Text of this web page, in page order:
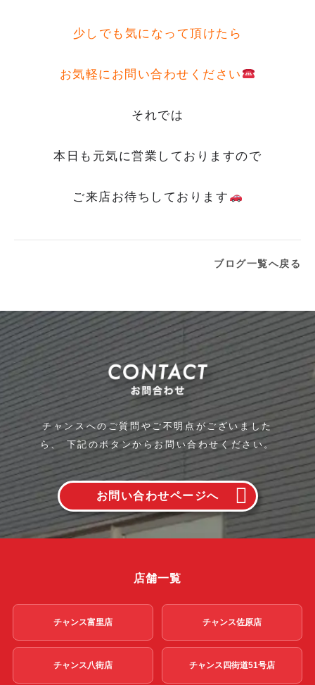
少しでも気になって頂けたら
お気軽にお問い合わせください
それでは
本日も元気に営業しておりますので
ご来店お待ちしております
ブログ一覧へ戻る
チャンスへのご質問やご不明点がございました
ら、 下記のボタンからお問い合わせください。
お問い合わせページへ
店舗一覧
チャンス富里店
チャンス八街店
チャンス佐原店
チャンス四街道51号店